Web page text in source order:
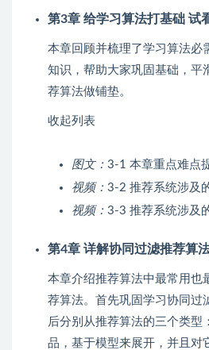
第3章 给学习算法打基础 试
本章回顾并梳理了学习算法必
知识，帮助大家巩固基础，平
荐算法做铺垫。
收起列表
图文： 3-1 本章重点难点
视频： 3-2 推荐系统涉及
视频： 3-3 推荐系统涉及
第4章 详解协同过滤推荐算
本章介绍推荐算法中最常用也
荐算法。首先巩固学习协同过
后分别从推荐算法的三个类型
品，基于模型来展开，并且对